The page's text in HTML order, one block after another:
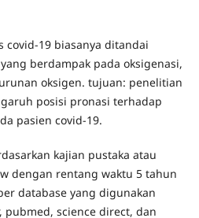
covid-19 biasanya ditandai
berdampak pada oksigenasi,
oksigen. tujuan: penelitian
posisi pronasi terhadap
pasien covid-19.
kajian pustaka atau
dengan rentang waktu 5 tahun
database yang digunakan
pubmed, science direct, dan